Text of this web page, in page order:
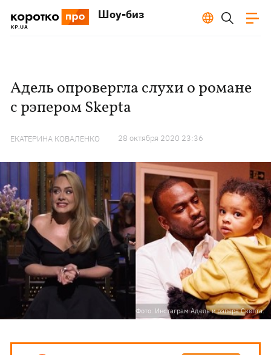
Шоу-биз
Адель опровергла слухи о романе
с рэпером Skepta
ЕКАТЕРИНА КОВАЛЕНКО 28 октября 2020 23:36
Фото: Инстаграм Адель и рэпера Скепта.